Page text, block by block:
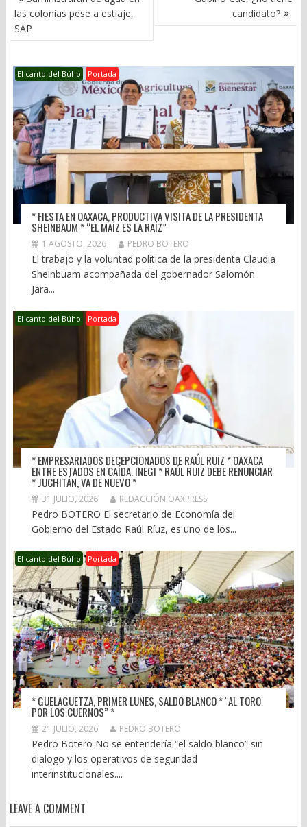
DE
ENTRADAS
las colonias pese a estiaje,
SAP
candidato?
El canto del Búho Portada
* FIESTA EN OAXACA, PRODUCTIVA VISITA DE LA PRESIDENTA
SHEINBAUM * “EL MAÍZ ES LA RAÍZ”
1 AGOSTO, 2026 PEDRO BOTERO
El trabajo y la voluntad política de la presidenta Claudia
Sheinbuam acompañada del gobernador Salomón
Jara...
El canto del Búho Portada
* EMPRESARIADOS DECEPCIONADOS DE RAÚL RUIZ * OAXACA
ENTRE ESTADOS EN CAÍDA. INEGI * RAÚL RUIZ DEBE RENUNCIAR
* JUCHITÁN, VA DE NUEVO *
31 JULIO, 2026 REDACCIÓN OAXPRESS
Pedro BOTERO El secretario de Economía del
Gobierno del Estado Raúl Ríuz, es uno de los...
El canto del Búho Portada
* GUELAGUETZA, PRIMER LUNES, SALDO BLANCO * “AL TORO
POR LOS CUERNOS” *
21 JULIO, 2026 PEDRO BOTERO
Pedro Botero No se entendería “el saldo blanco” sin
dialogo y los operativos de seguridad
interinstitucionales....
LEAVE A COMMENT